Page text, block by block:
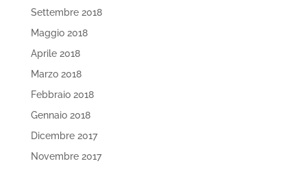
Settembre 2018
Maggio 2018
Aprile 2018
Marzo 2018
Febbraio 2018
Gennaio 2018
Dicembre 2017
Novembre 2017